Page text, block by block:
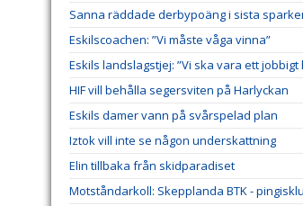
Sanna räddade derbypoäng i sista
Eskilscoachen: ”Vi måste våga vinna”
Eskils landslagstjej: ”Vi ska vara ett jobbigt
HIF vill behålla segersviten på Harlyckan
Eskils damer vann på svårspelad plan
Iztok vill inte se någon underskattning
Elin tillbaka från skidparadiset
Motståndarkoll: Skepplanda BTK -